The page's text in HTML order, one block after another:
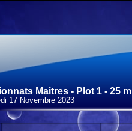
Maitres - Plot 1 - 25 m
17 Novembre 2023